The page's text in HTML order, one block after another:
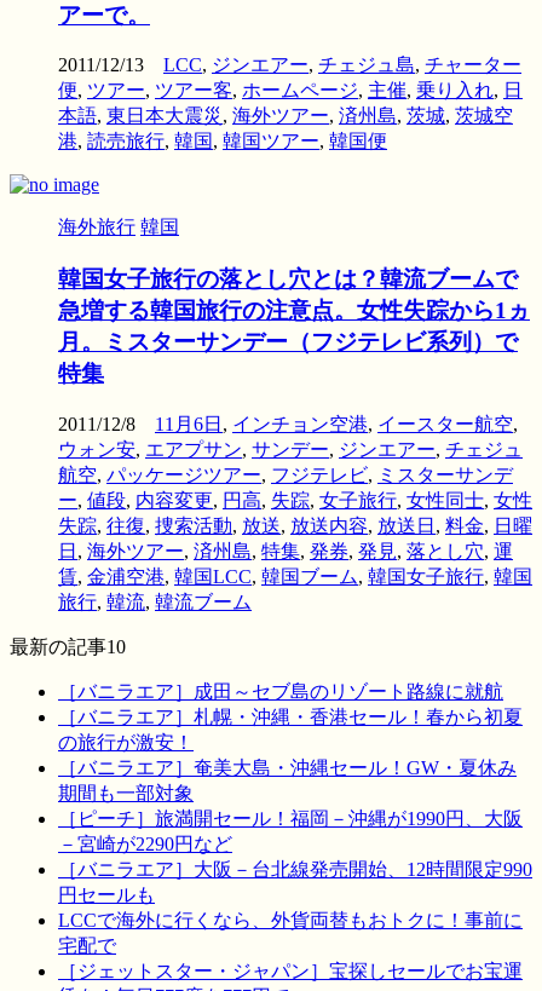
アーで。
2011/12/13 LCC, ジンエアー, チェジュ島, チャーター
便, ツアー, ツアー客, ホームページ, 主催, 乗り入れ, 日
本語, 東日本大震災, 海外ツアー, 済州島, 茨城, 茨城空
港, 読売旅行, 韓国, 韓国ツアー, 韓国便
海外旅行 韓国
韓国女子旅行の落とし穴とは？韓流ブームで
急増する韓国旅行の注意点。女性失踪から1ヵ
月。ミスターサンデー（フジテレビ系列）で
特集
2011/12/8 11月6日 , インチョン空港, イースター航空,
ウォン安, エアプサン, サンデー, ジンエアー, チェジュ
航空, パッケージツアー, フジテレビ, ミスターサンデ
ー, 値段, 内容変更, 円高, 失踪, 女子旅行, 女性同士, 女性
失踪, 往復, 捜索活動, 放送, 放送内容, 放送日 , 料金, 日曜
日 , 海外ツアー, 済州島, 特集, 発券, 発見, 落とし穴, 運
賃, 金浦空港, 韓国LCC, 韓国ブーム, 韓国女子旅行, 韓国
旅行, 韓流, 韓流ブーム
最新の記事10
［バニラエア］成田～セブ島のリゾート路線に就航
［バニラエア］札幌・沖縄・香港セール！春から初夏
の旅行が激安！
［バニラエア］奄美大島・沖縄セール！GW・夏休み
期間も一部対象
［ピーチ］旅満開セール！福岡－沖縄が1990円、大阪
－宮崎が2290円など
［バニラエア］大阪－台北線発売開始、12時間限定990
円セールも
LCCで海外に行くなら、外貨両替もおトクに！事前に
宅配で
［ジェットスター・ジャパン］宝探しセールでお宝運